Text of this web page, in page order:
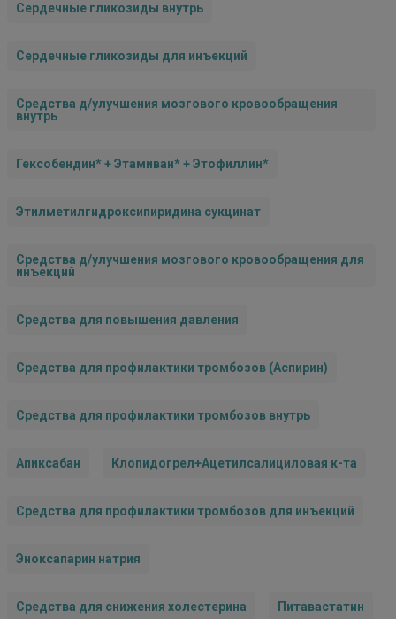
Сердечные гликозиды внутрь
Сердечные гликозиды для инъекций
Средства д/улучшения мозгового кровообращения
внутрь
Гексобендин* + Этамиван* + Этофиллин*
Этилметилгидроксипиридина сукцинат
Средства д/улучшения мозгового кровообращения для
инъекций
Средства для повышения давления
Средства для профилактики тромбозов (Аспирин)
Средства для профилактики тромбозов внутрь
Апиксабан Клопидогрел+Ацетилсалициловая к-та
Средства для профилактики тромбозов для инъекций
Эноксапарин натрия
Средства для снижения холестерина Питавастатин